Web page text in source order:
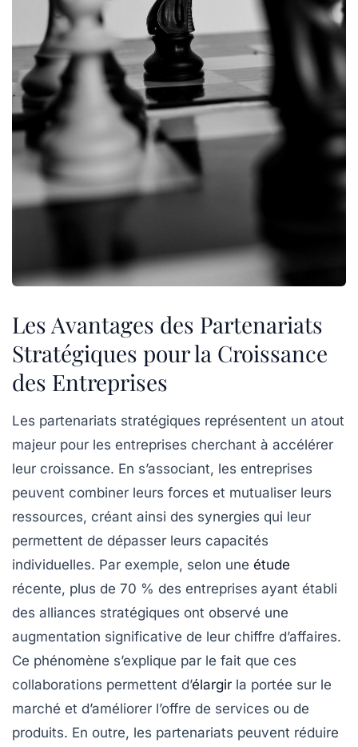
Les Avantages des Partenariats
Stratégiques pour la Croissance
des Entreprises
Les partenariats stratégiques représentent un atout
majeur pour les entreprises cherchant à accélérer
leur croissance. En s’associant, les entreprises
peuvent combiner leurs forces et mutualiser leurs
ressources, créant ainsi des synergies qui leur
permettent de dépasser leurs capacités
individuelles. Par exemple, selon une étude
récente, plus de 70 % des entreprises ayant établi
des alliances stratégiques ont observé une
augmentation significative de leur chiffre d’affaires.
Ce phénomène s’explique par le fait que ces
collaborations permettent d’élargir la portée sur le
marché et d’améliorer l’offre de services ou de
produits. En outre, les partenariats peuvent réduire